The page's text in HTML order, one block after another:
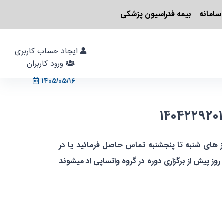
بیمه فدراسیون پزشکی
۱۴۰۵/۰۵/۱۶
یا در صورت داشتن سوال با شماره تلفن ۰۸۱۳۸۲۵۵۶۵۶در ساعت ۸ و نیم الی ۱۳ و نیم روز های شنبه تا پنجشنبه تماس حاصل فرمائید یا در
از برگزاری دوره در گروه واتساپی اد میشوند